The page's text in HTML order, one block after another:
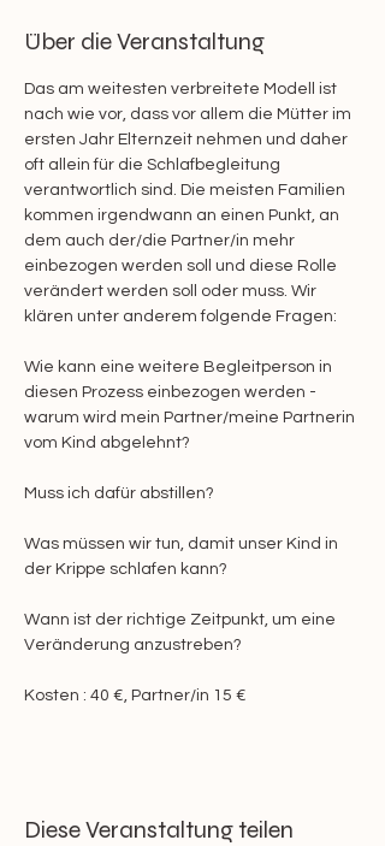
Über die Veranstaltung
Das am weitesten verbreitete Modell ist
nach wie vor, dass vor allem die Mütter im
ersten Jahr Elternzeit nehmen und daher
oft allein für die Schlafbegleitung
verantwortlich sind. Die meisten Familien
kommen irgendwann an einen Punkt, an
dem auch der/die Partner/in mehr
einbezogen werden soll und diese Rolle
verändert werden soll oder muss. Wir
klären unter anderem folgende Fragen:
Wie kann eine weitere Begleitperson in
diesen Prozess einbezogen werden -
warum wird mein Partner/meine Partnerin
vom Kind abgelehnt?
Muss ich dafür abstillen?
Was müssen wir tun, damit unser Kind in
der Krippe schlafen kann?
Wann ist der richtige Zeitpunkt, um eine
Veränderung anzustreben?
Kosten : 40 €, Partner/in 15 €
Diese Veranstaltung teilen